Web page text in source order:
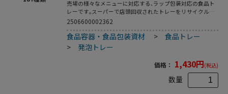
売場の様々なメニューに対応する､ラップ包装対応の食品ト
レーです｡スーパーで店頭回収されたトレーをリサイクルし
再生された原料を使用｡●電子レンジ使用不可●耐熱温
度:80℃●入数:100枚
2506600002362
食品容器・食品包装資材 >食品トレー
> 発泡トレー
価格： 1,430円(税込)
数量